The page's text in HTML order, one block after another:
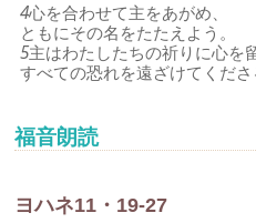
4心を合わせて主をあがめ、
ともにその名をたたえよう。
5主はわたしたちの祈りに心を
すべての恐れを遠ざけてくださ
福音朗読
ヨハネ11・19-27